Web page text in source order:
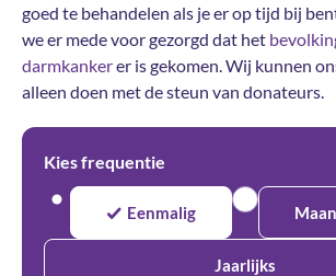
goed te behandelen als je er op tijd bij
we er mede voor gezorgd dat het
darmkankerer is gekomen. Wij kunnen
alleen doen met de steun van donateurs.
Kies frequentie
Eenmalig
Jaarlijks